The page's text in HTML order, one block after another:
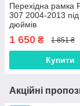
Перехідна рамка
307 2004-2013
дюймів
1 650 ₴ 1 851 ₴
Купити
Акційні